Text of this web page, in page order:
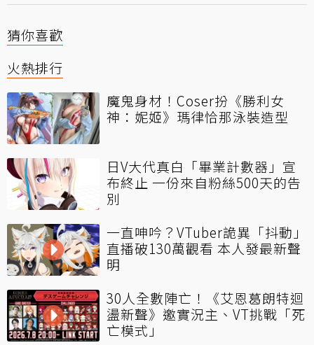
猜你喜歡
火熱排行
魔鬼身材！Coser扮《勝利女
神：妮姬》瑪律恰那泳裝造型
日V大代真白「畢業計數器」宣
布終止 一份來自粉絲500天的告
別
一直呻吟？VTuber詭異「抖動」
直播破130萬觀看 本人發最新聲
明
30人全數陣亡！《艾恩葛朗特迴
盪新聲》邀實況主、VT挑戰「死
亡模式」